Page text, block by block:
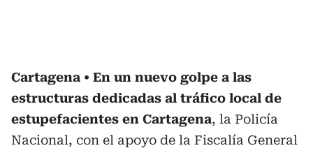
Cartagena
En un nuevo golpe a las
estructuras dedicadas al tráfico local de
estupefacientes en Cartagena, la Policía
Nacional, con el apoyo de la Fiscalía General